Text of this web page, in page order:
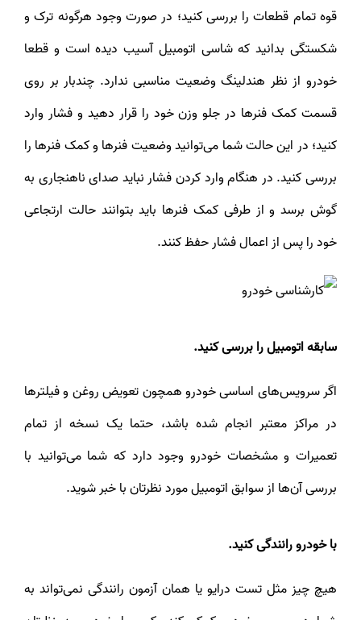
قوه تمام قطعات را بررسی کنید؛ در صورت وجود هرگونه ترک و
شکستگی بدانید که شاسی اتومبیل آسیب دیده است و قطعا
خودرو از نظر هندلینگ وضعیت مناسبی ندارد. چندبار بر روی
قسمت کمک فنر‌ها در جلو وزن خود را قرار دهید و فشار وارد
کنید؛ در این حالت شما می‌توانید وضعیت فنر‌ها و کمک فنر‌ها را
بررسی کنید. در هنگام وارد کردن فشار نباید صدای ناهنجاری به
گوش برسد و از طرفی کمک فنر‌ها باید بتوانند حالت ارتجاعی
خود را پس از اعمال فشار حفظ کنند.
سابقه اتومبیل را بررسی کنید.
اگر سرویس‌های اساسی خودرو همچون تعویض روغن و فیلترها
در مراکز معتبر انجام شده باشد، حتما یک نسخه از تمام
تعمیرات و مشخصات خودرو وجود دارد که شما می‌توانید با
بررسی آن‌ها از سوابق اتومبیل مورد نظرتان با خبر شوید.
با خودرو رانندگی کنید.
هیچ چیز مثل تست درایو یا همان آزمون رانندگی نمی‌تواند به